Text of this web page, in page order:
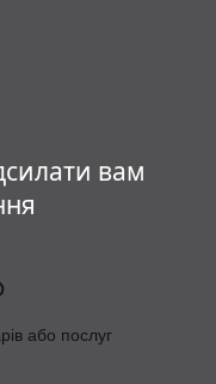
вам
або послуг